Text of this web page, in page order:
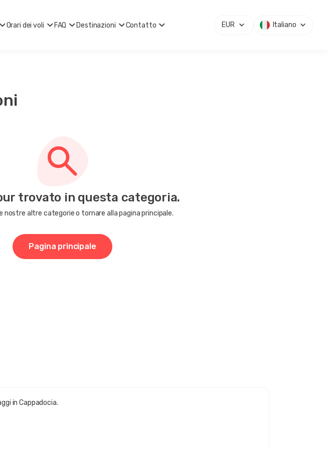
Orari dei voli FAQ Destinazioni Contatto EUR Italiano
trovato in questa categoria.
nostre altre categorie o tornare alla pagina principale.
Pagina principale
in Cappadocia.